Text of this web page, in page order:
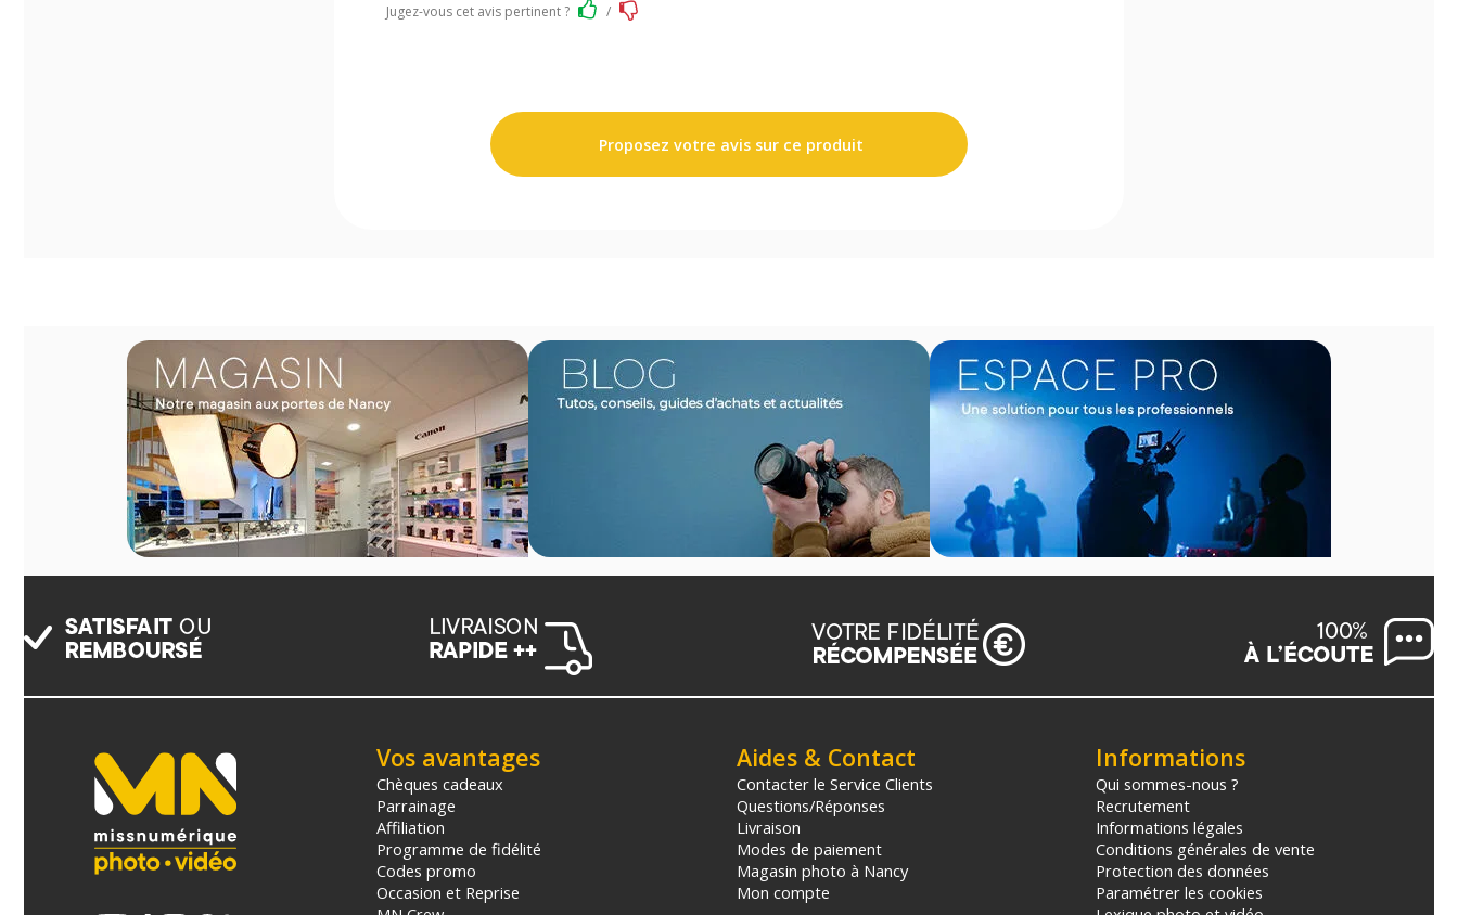
Jugez-vous cet avis pertinent ? /
Proposez votre avis sur ce produit
Vos avantages
Chèques cadeaux
Parrainage
Affiliation
Programme de fidélité
Codes promo
Occasion et Reprise
Aides & Contact
Contacter le Service Clients
Questions/Réponses
Livraison
Modes de paiement
Magasin photo à Nancy
Mon compte
Informations
Qui sommes-nous ?
Recrutement
Informations légales
Conditions générales de vente
Protection des données
Paramétrer les cookies